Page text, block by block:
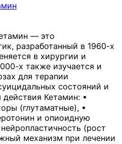
— это
разработанный в 1960-х
в хирургии и
х также изучается и
для терапии
состояний и
Кетамин: •
(глутаматные), •
и опиоидную
(рост
механизм при лечении